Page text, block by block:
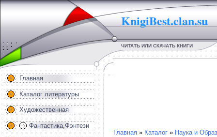
KnigiBest.clan.su
ЧИТАТЬ ИЛИ СКАЧАТЬ КНИГИ
Главная
Каталог литературы
Художественная
Фантастика,Фэнтези
Главная » Каталог » Наука и